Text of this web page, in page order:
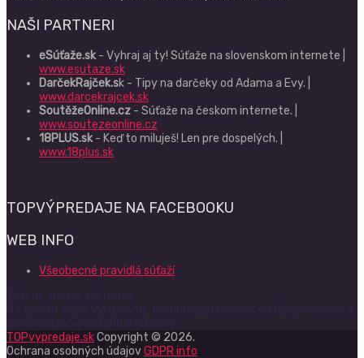
NAŠI PARTNERI
eSúťaže.sk- Vyhraj aj ty! Súťaže na slovenskom internete |
www.esutaze.sk
DarčekRajček.sk - Tipy na darčeky od Adama a Evy. |
www.darcekrajcek.sk
SoutěžeOnline.cz - Súťaže na českom internete. |
www.soutezeonline.cz
18PLUS.sk- Keď to miluješ! Len pre dospelých. |
www.18plus.sk
TOPVÝPREDAJE NA FACEBOOKU
WEB INFO
Všeobecné pravidlá súťaží
Vážime si vaše súkromie
Na tomto webe využívame technológiu cookies na účely cielenia a
personalizácie obsahu a reklamy.
TOPvypredaje.skCopyright © 2026.
Ochrana osobných údajovGDPR info